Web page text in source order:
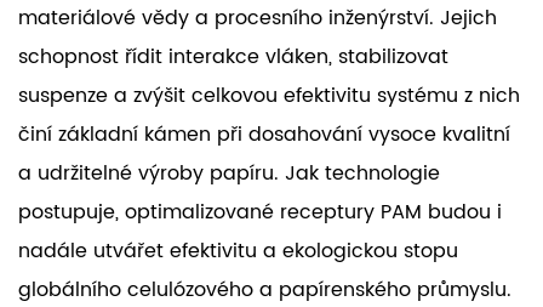
materiálové vědy a procesního inženýrství. Jejich
schopnost řídit interakce vláken, stabilizovat
suspenze a zvýšit celkovou efektivitu systému z nich
činí základní kámen při dosahování vysoce kvalitní
a udržitelné výroby papíru. Jak technologie
postupuje, optimalizované receptury PAM budou i
nadále utvářet efektivitu a ekologickou stopu
globálního celulózového a papírenského průmyslu.